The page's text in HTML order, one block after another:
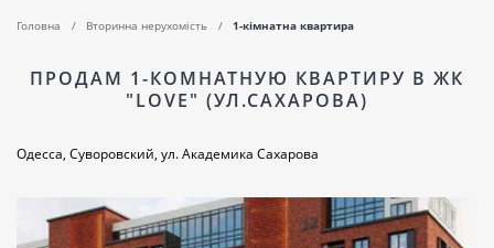
Головна Вторинна нерухомість 1-кімнатна квартира
ПРОДАМ 1-КОМНАТНУЮ КВАРТИРУ В ЖК
"LOVE" (УЛ.САХАРОВА)
Одесса, Суворовский, ул. Академика Сахарова